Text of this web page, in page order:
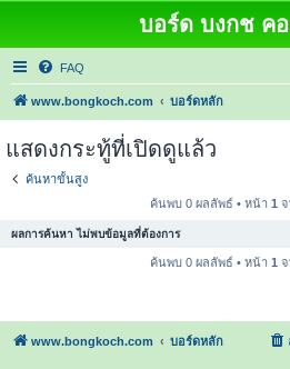
บอร์ด บงกช ค
FAQ
www.bongkoch.com บอร์ดหลัก
แสดงกระทู้ที่เปิดดูแล้ว
ค้นหาขั้นสูง
ค้นพบ 0 ผลลัพธ์ • หน้า 1
ผลการค้นหา ไม่พบข้อมูลที่ต้องการ
ค้นพบ 0 ผลลัพธ์ • หน้า 1
www.bongkoch.com บอร์ดหลัก